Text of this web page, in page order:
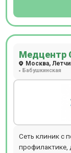
Медцентр
Москва,
Бабушкинская
Сеть клиник с
профилактике,